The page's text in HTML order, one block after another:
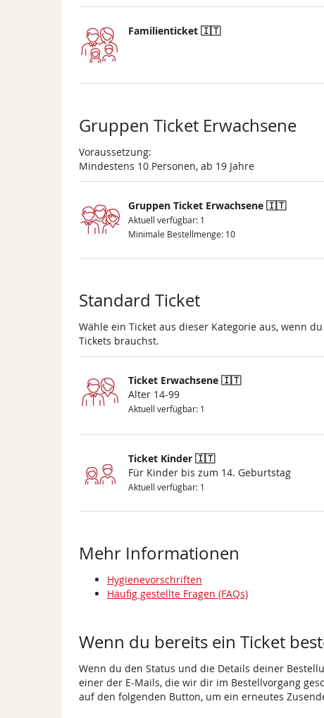
Familienticket 🇮🇹
Gruppen Ticket Erwachsene
Voraussetzung:
Mindestens 10 Personen, ab 19 Jahre
Gruppen Ticket Erwachsene 🇮🇹
Aktuell verfügbar: 1
Minimale Bestellmenge: 10
Standard Ticket
Wähle ein Ticket aus dieser Kategorie aus, wenn
Tickets brauchst.
Ticket Erwachsene 🇮🇹
Alter 14-99
Aktuell verfügbar: 1
Ticket Kinder 🇮🇹
Für Kinder bis zum 14. Geburtstag
Aktuell verfügbar: 1
Mehr Informationen
Hygienevorschriften
Häufig gestellte Fragen (FAQs)
Wenn du bereits ein Ticket
Wenn du den Status und die Details deiner
einer der E-Mails, die wir dir im Bestellvorgang
auf den folgenden Button, um ein erneutes